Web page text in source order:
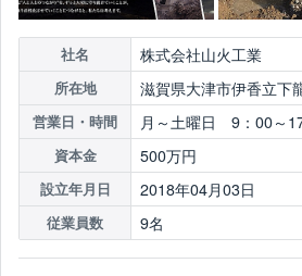
社名 株式会社山火工業
所在地 滋賀県大津市伊香立下
営業日・時間 月～土曜日 9：00～
資本金 500万円
設立年月日 2018年04月03日
従業員数 9名